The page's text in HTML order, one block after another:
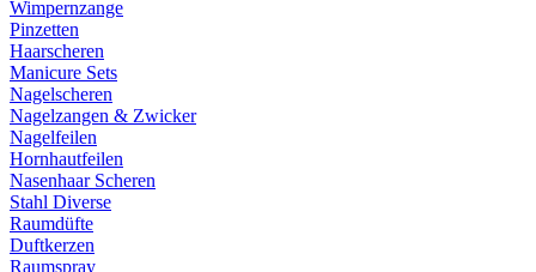
Wimpernzange
Pinzetten
Haarscheren
Manicure Sets
Nagelscheren
Nagelzangen & Zwicker
Nagelfeilen
Hornhautfeilen
Nasenhaar Scheren
Stahl Diverse
Raumdüfte
Duftkerzen
Raumspray